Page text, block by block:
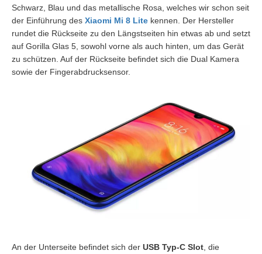
Schwarz, Blau und das metallische Rosa, welches wir schon seit
der Einführung des Xiaomi Mi 8 Lite kennen. Der Hersteller
rundet die Rückseite zu den Längstseiten hin etwas ab und setzt
auf Gorilla Glas 5, sowohl vorne als auch hinten, um das Gerät
zu schützen. Auf der Rückseite befindet sich die Dual Kamera
sowie der Fingerabdrucksensor.
An der Unterseite befindet sich der USB Typ-C Slot , die